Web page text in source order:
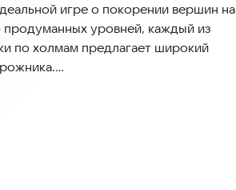
игре о покорении вершин на
уровней, каждый из
по холмам предлагает широкий
уровней, требующих